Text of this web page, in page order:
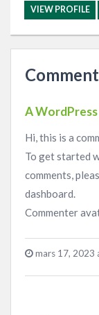
VIEW PROFILE
A
Hi, this is a
To get started
comments,
dashboard.
Commenter
mars 17, 2023